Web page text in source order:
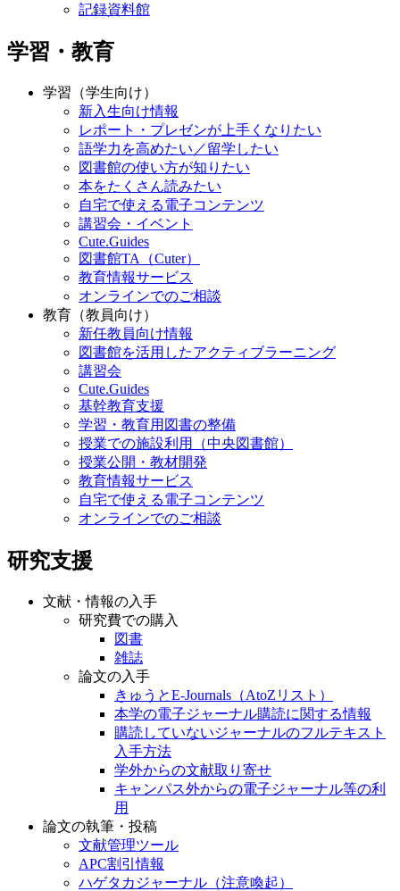
記録資料館
学習・教育
学習（学生向け）
新入生向け情報
レポート・プレゼンが上手くなりたい
語学力を高めたい／留学したい
図書館の使い方が知りたい
本をたくさん読みたい
自宅で使える電子コンテンツ
講習会・イベント
Cute.Guides
図書館TA（Cuter）
教育情報サービス
オンラインでのご相談
教育（教員向け）
新任教員向け情報
図書館を活用したアクティブラーニング
講習会
Cute.Guides
基幹教育支援
学習・教育用図書の整備
授業での施設利用（中央図書館）
授業公開・教材開発
教育情報サービス
自宅で使える電子コンテンツ
オンラインでのご相談
研究支援
文献・情報の入手
研究費での購入
図書
雑誌
論文の入手
きゅうとE-Journals（AtoZリスト）
本学の電子ジャーナル購読に関する情報
購読していないジャーナルのフルテキスト
入手方法
学外からの文献取り寄せ
キャンパス外からの電子ジャーナル等の利
用
論文の執筆・投稿
文献管理ツール
APC割引情報
ハゲタカジャーナル（注意喚起）